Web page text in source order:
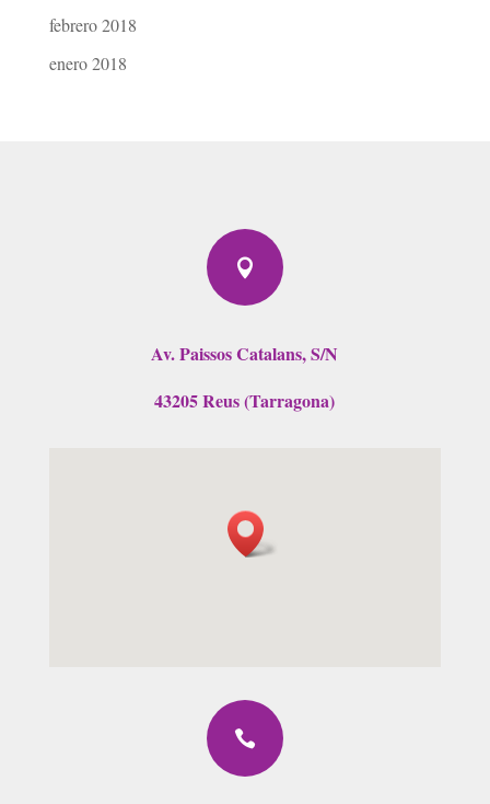
febrero 2018
enero 2018

Av. Paissos Catalans, S/N
43205 Reus (Tarragona)
